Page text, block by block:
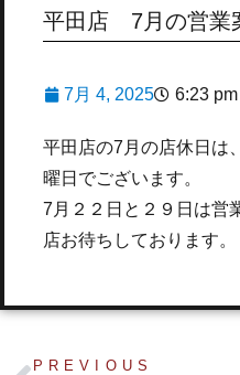
平田店 7月の営業
7月 4, 2025 6:23 pm
平田店の7月の店休日は
曜日でございます。
7月２２日と２９日は営
店お待ちしております。
PREVIOUS